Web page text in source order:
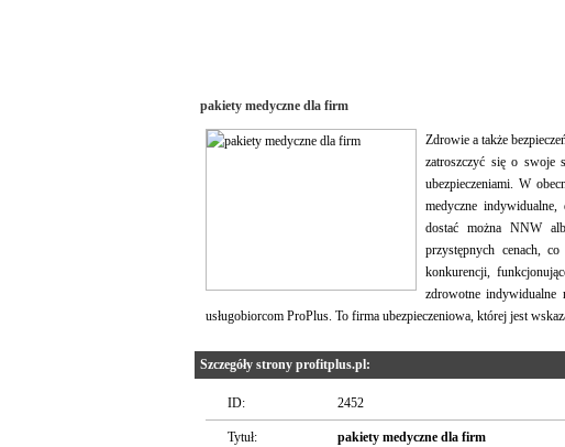
pakiety medyczne dla firm
Zdrowie a także
zatroszczyć się o swoje
ubezpieczeniami. W
medyczne
dostać można NNW
przystępnych cenach,
konkurencji,
zdrowotne indywidualne
usługobiorcom ProPlus. To firma ubezpieczeniowa, której jest
Szczegóły strony profitplus.pl:
ID: 2452
Tytuł: pakiety medyczne dla firm